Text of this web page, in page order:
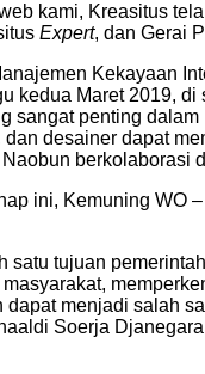
kami, Kreasitus
Expert, dan Gerai
Kekayaan
kedua Maret 2019,
sangat penting
desainer dapat
berkolaborasi
ini, Kemuning WO
satu tujuan
menjadi salah
Soerja